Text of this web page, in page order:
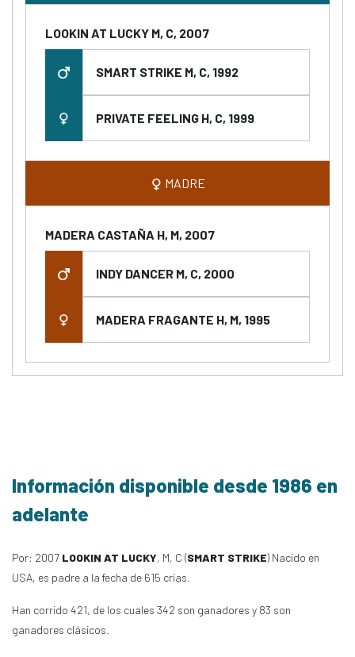
LOOKIN AT LUCKY M, C, 2007
SMART STRIKE M, C, 1992
PRIVATE FEELING H, C, 1999
MADRE
MADERA CASTAÑA H, M, 2007
INDY DANCER M, C, 2000
MADERA FRAGANTE H, M, 1995
Información disponible desde 1986 en
adelante
Por: 2007 LOOKIN AT LUCKY, M, C (SMART STRIKE) Nacido en
USA, es padre a la fecha de 615 crías.
Han corrido 421, de los cuales 342 son ganadores y 83 son
ganadores clásicos.